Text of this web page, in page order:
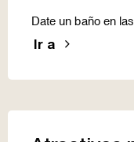
Date un baño en
Ir a